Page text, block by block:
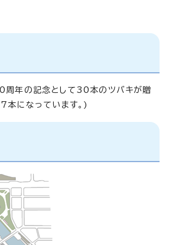
周年の記念として30本のツバキが贈
本になっています。)